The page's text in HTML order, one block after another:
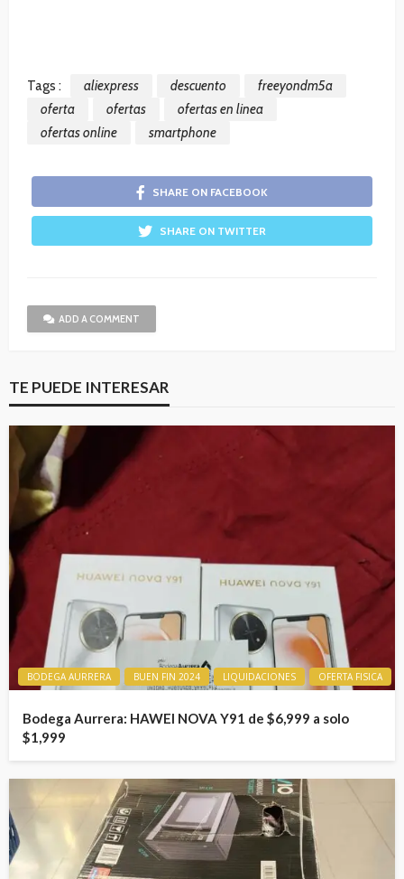
Tags : aliexpress descuento
freeyondm5a
oferta
ofertas
ofertas en linea
ofertas online
smartphone
SHARE ON FACEBOOK
SHARE ON TWITTER
ADD A COMMENT
TE PUEDE INTERESAR
BODEGA AURRERA BUEN FIN 2024 LIQUIDACIONES OFERTA FISICA
Bodega Aurrera: HAWEI NOVA Y91 de $6,999 a solo
$1,999